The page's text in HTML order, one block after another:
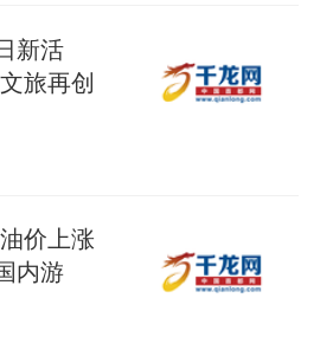
新活
旅再创
价上涨
内游